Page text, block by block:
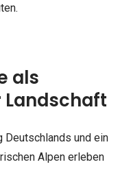
als
und ein
Alpen erleben